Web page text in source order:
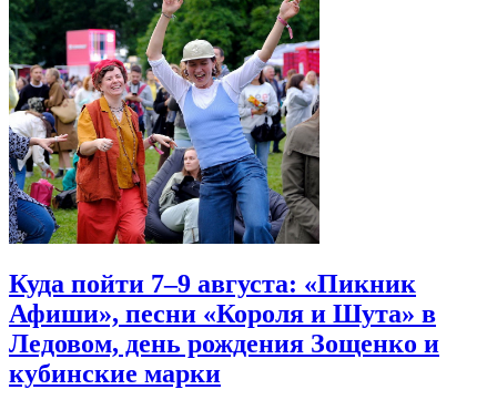
Куда пойти 7–9 августа: «Пикник
Афиши», песни «Короля и Шута» в
Ледовом, день рождения Зощенко и
кубинские марки